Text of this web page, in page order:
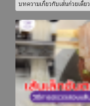
บทความเกี่ยวกับเส้นก๋วยเตี๋ยว